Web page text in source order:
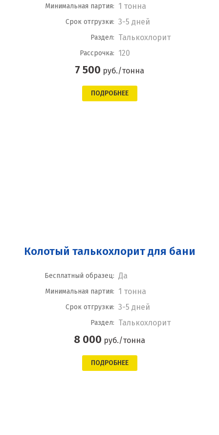
Минимальная партия: 1 тонна
Срок отгрузки: 3-5 дней
Раздел: Талькохлорит
Рассрочка: 120
7 500 руб./тонна
ПОДРОБНЕЕ
Колотый талькохлорит для бани
Бесплатный образец: Да
Минимальная партия: 1 тонна
Срок отгрузки: 3-5 дней
Раздел: Талькохлорит
8 000 руб./тонна
ПОДРОБНЕЕ